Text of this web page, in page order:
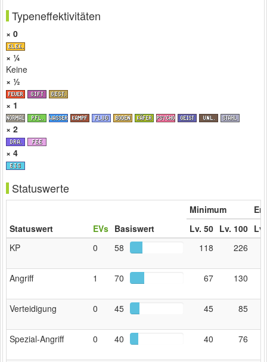
Typeneffektivitäten
× 0
× ¼
Keine
× ½
× 1
× 2
× 4
Statuswerte
Statuswert EVs Basiswert
Minimum
Lv. 50 Lv. 100
KP
0 58 118 226
Angriff 1 70 67 130
Verteidigung 0 45 45 85
Spezial‑Angriff 0 40 40 76